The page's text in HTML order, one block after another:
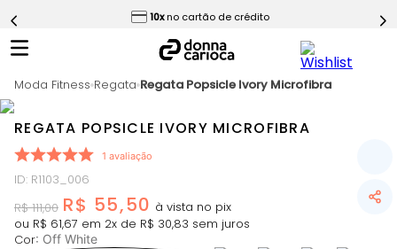
10x no cartão de crédito
Moda Fitness Regata Regata Popsicle Ivory Microfibra
REGATA POPSICLE IVORY MICROFIBRA
1 avaliação
ID: R1103_006
R$ 111,00 R$ 55,50
ou R$ 61,67 em 2x de R$ 30,83 sem juros
Cor: Off White
7º Conjunto
9º
Challenge Azul
10ºUltimate Rosa